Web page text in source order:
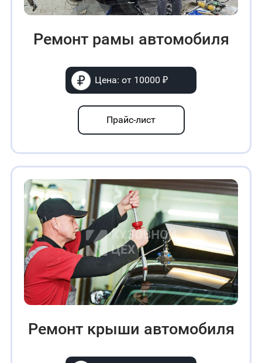
Ремонт рамы автомобиля
Цена: от 10000 ₽
Прайс-лист
Ремонт крыши автомобиля